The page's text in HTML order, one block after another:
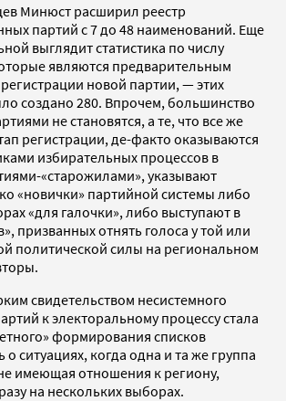
Минюст расширил реестр
партий с 7 до 48 наименований. Еще
выглядит статистика по числу
являются предварительным
новой партии, — этих
создано 280. Впрочем, большинство
не становятся, а те, что все же
регистрации, де-факто оказываются
избирательных процессов в
«старожилами», указывают
«новички» партийной системы либо
«для галочки», либо выступают в
призванных отнять голоса у той или
политической силы на региональном
свидетельством несистемного
к электоральному процессу стала
формирования списков
о ситуациях, когда одна и та же группа
имеющая отношения к региону,
на нескольких выборах.